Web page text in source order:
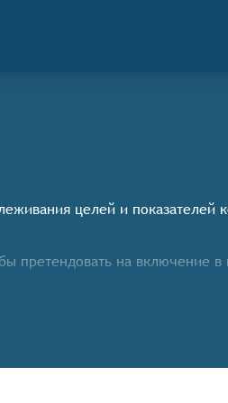
целей и
претендовать на включение в
приложений;